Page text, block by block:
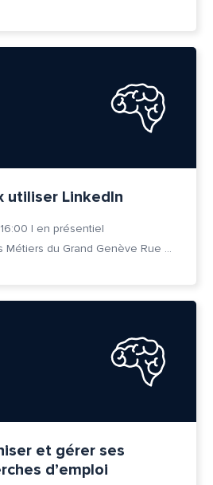
utiliser LinkedIn
16:00 | en présentiel
Cité des Métiers du Grand Genève Rue Prévost-Martin 6 1205 Genève
et gérer ses
d’emploi